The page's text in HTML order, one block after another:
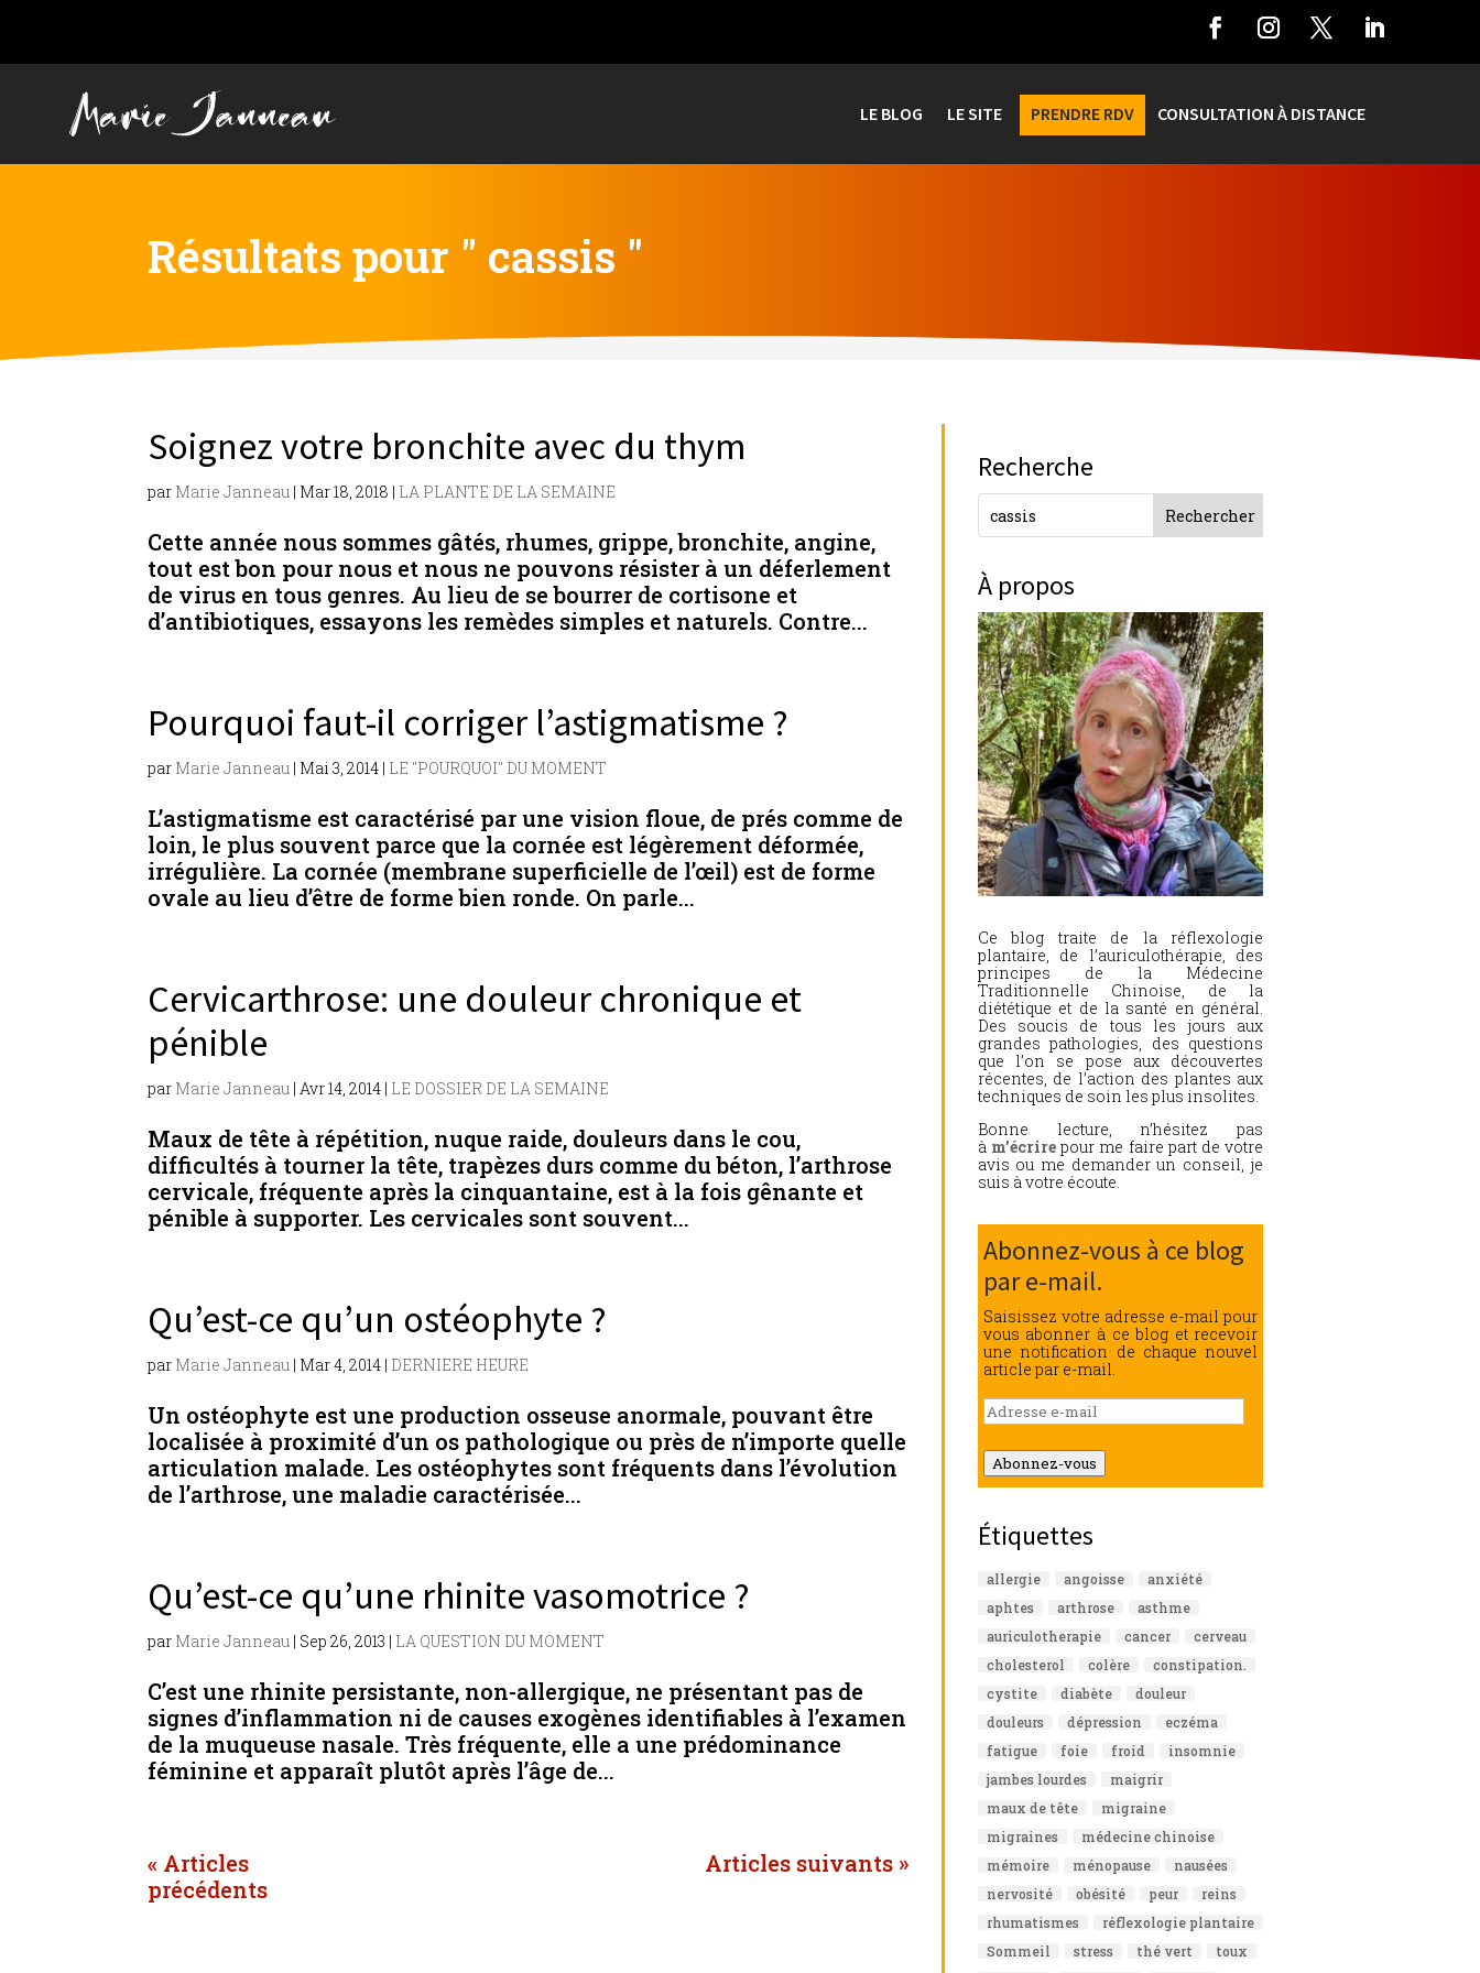
LE BLOG LE SITE PRENDRE RDV CONSULTATION À DISTANCE
Résultats pour " cassis "
Soignez votre bronchite avec du thym
par Marie Janneau | Mar 18, 2018 | LA PLANTE DE LA SEMAINE
Cette année nous sommes gâtés, rhumes, grippe, bronchite, angine,
tout est bon pour nous et nous ne pouvons résister à un déferlement
de virus en tous genres. Au lieu de se bourrer de cortisone et
d’antibiotiques, essayons les remèdes simples et naturels. Contre...
Pourquoi faut-il corriger l’astigmatisme ?
par Marie Janneau | Mai 3, 2014 | LE "POURQUOI" DU MOMENT
L’astigmatisme est caractérisé par une vision floue, de prés comme de
loin, le plus souvent parce que la cornée est légèrement déformée,
irrégulière. La cornée (membrane superficielle de l’œil) est de forme
ovale au lieu d’être de forme bien ronde. On parle...
Cervicarthrose: une douleur chronique et
pénible
par Marie Janneau |Avr 14, 2014 | LE DOSSIER DE LA SEMAINE
Maux de tête à répétition, nuque raide, douleurs dans le cou,
difficultés à tourner la tête, trapèzes durs comme du béton, l’arthrose
cervicale, fréquente après la cinquantaine, est à la fois gênante et
pénible à supporter. Les cervicales sont souvent...
Qu’est-ce qu’un ostéophyte ?
par Marie Janneau | Mar 4, 2014 | DERNIERE HEURE
Un ostéophyte est une production osseuse anormale, pouvant être
localisée à proximité d’un os pathologique ou près de n’importe quelle
articulation malade. Les ostéophytes sont fréquents dans l’évolution
de l’arthrose, une maladie caractérisée...
Qu’est-ce qu’une rhinite vasomotrice ?
par Marie Janneau | Sep 26, 2013 | LA QUESTION DU MOMENT
C’est une rhinite persistante, non-allergique, ne présentant pas de
signes d’inflammation ni de causes exogènes identifiables à l’examen
de la muqueuse nasale. Très fréquente, elle a une prédominance
féminine et apparaît plutôt après l’âge de...
« Entrées précédentes Entrées suivantes »
Recherche
À propos
Ce blog traite de la réflexologie
plantaire, de l’auriculothérapie, des
principes de la Médecine
Traditionnelle Chinoise, de la
diététique et de la santé en général.
Des soucis de tous les jours aux
grandes pathologies, des questions
que l’on se pose aux découvertes
récentes, de l’action des plantes aux
techniques de soin les plus insolites.
Bonne lecture, n’hésitez pas
à m’écrire pour me faire part de votre
avis ou me demander un conseil, je
suis à votre écoute.
Abonnez-vous à ce blog
par e-mail.
Saisissez votre adresse e-mail pour
vous abonner à ce blog et recevoir
une notification de chaque nouvel
article par e-mail.
Adresse
e-
mail
Abonnez-vous
Étiquettes
allergie angoisse
anxiété
aphtes
arthrose
asthme
auriculotherapie
cancer
cerveau
cholesterol
colère
constipation.
cystite
diabète
douleur
douleurs
dépression
eczéma
fatigue
foie froid
insomnie
jambes lourdes
maigrir
maux de tête
migraine
migraines
médecine chinoise
mémoire
ménopause
nausées
nervosité
obésité peur
reins
rhumatismes
réflexologie plantaire
Sommeil
stress thé vert
toux